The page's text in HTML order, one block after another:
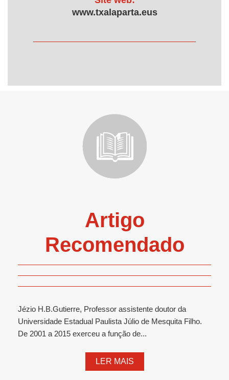
www.txalaparta.eus
Artigo
Recomendado
Jézio H.B.Gutierre, Professor assistente doutor da
Universidade Estadual Paulista Júlio de Mesquita Filho.
De 2001 a 2015 exerceu a função de...
LER MAIS